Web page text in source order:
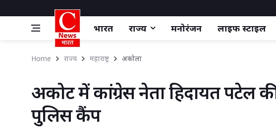
भारत राज्य मनोरंजन लाइफ स्‍टाइल
Home राज्य महाराष्ट्र अकोला
अकोट में कांग्रेस नेता हिदायत पटेल
पुलिस कैंप